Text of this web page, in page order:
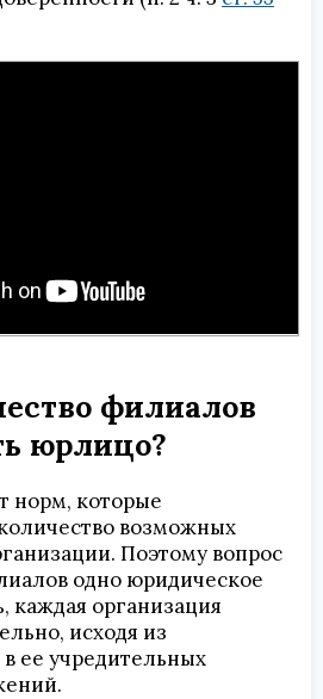
филиалов
юрлицо?
норм, которые
возможных
Поэтому вопрос
одно юридическое
организация
исходя из
ее учредительных